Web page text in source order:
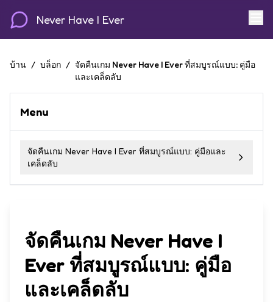
Never Have I Ever
บ้าน / บล็อก / จัดคืนเกม Never Have I Ever ที่สมบูรณ์แบบ: คู่มือ
และเคล็ดลับ
Menu
จัดคืนเกม Never Have I Ever ที่สมบูรณ์แบบ: คู่มือและ
เคล็ดลับ
จัดคืนเกม Never Have I
Ever ที่สมบูรณ์แบบ: คู่มือ
และเคล็ดลับ